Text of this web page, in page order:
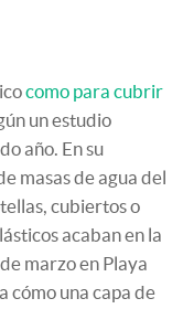
como para cubrir
un estudio
año. En su
masas de agua del
cubiertos o
acaban en la
marzo en Playa
cómo una capa de